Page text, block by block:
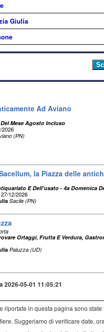
Giulia
Ad Aviano
Mese Agosto Incluso
2026
(PN)
la Piazza delle
E Dell'usato - 4a Domenica
27/12/2026
Sacile (PN)
Ortaggi, Frutta E Verdura,
Paluzza (UD)
2026-05-01 11:05:21
riportate in questa pagina sono
Suggeriamo di verificare date,